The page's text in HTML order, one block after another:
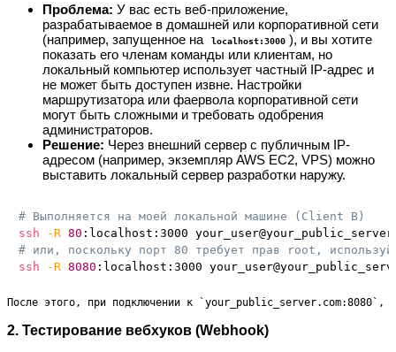
Проблема: У вас есть веб-приложение,
разрабатываемое в домашней или корпоративной сети
(например, запущенное на
localhost:3000 ), и вы хотите
показать его членам команды или клиентам, но
локальный компьютер использует частный IP-адрес и
не может быть доступен извне. Настройки
маршрутизатора или фаервола корпоративной сети
могут быть сложными и требовать одобрения
администраторов.
Решение: Через внешний сервер с публичным IP-
адресом (например, экземпляр AWS EC2, VPS) можно
выставить локальный сервер разработки наружу.
# Выполняется на моей локальной машине (Client B)
ssh
-R 80
# или, поскольку порт 80 требует прав root,
ssh
-R 8080
После этого, при подключении к `your_public_server.com:8080`,
2. Тестирование вебхуков (Webhook)